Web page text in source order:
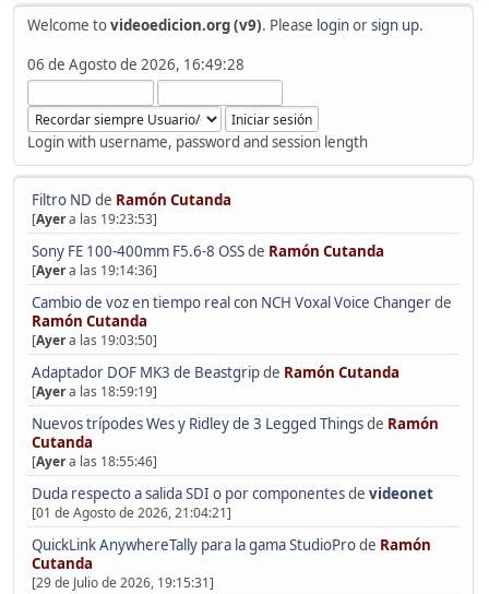
Welcome tovideoedicion.org (v9). Please loginorsign up.
06 de Agosto de 2026, 16:49:28
Login with username, password and session length
Filtro ND de Ramón Cutanda
[Ayera las 19:23:53]
Sony FE 100-400mm F5.6-8 OSSde Ramón Cutanda
[Ayera las 19:14:36]
Cambio de voz en tiempo real con NCH Voxal Voice Changerde
Ramón Cutanda
[Ayera las 19:03:50]
Adaptador DOF MK3 de Beastgripde Ramón Cutanda
[Ayera las 18:59:19]
Nuevos trípodes Wes y Ridley de 3 Legged Thingsde Ramón
Cutanda
[Ayera las 18:55:46]
Duda respecto a salida SDI o por componentesde videonet
[01 de Agosto de 2026, 21:04:21]
QuickLink AnywhereTally para la gama StudioProde Ramón
Cutanda
[29 de Julio de 2026, 19:15:31]